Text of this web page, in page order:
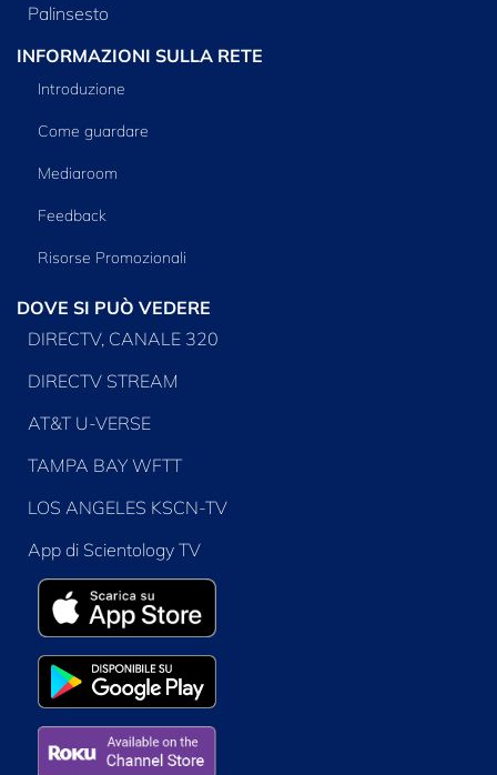
Palinsesto
INFORMAZIONI SULLA RETE
Introduzione
Come guardare
Mediaroom
Feedback
Risorse Promozionali
DOVE SI PUÒ VEDERE
DIRECTV, CANALE 320
DIRECTV STREAM
AT&T U-VERSE
TAMPA BAY WFTT
LOS ANGELES KSCN-TV
App di Scientology TV